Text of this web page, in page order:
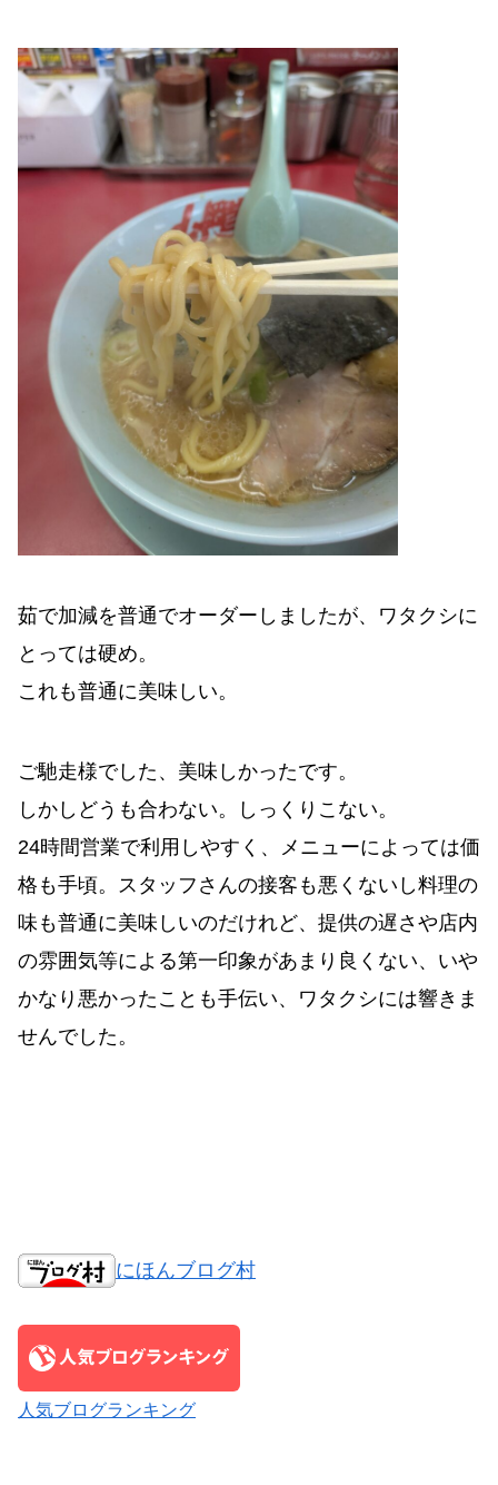
茹で加減を普通でオーダーしましたが、ワタクシに
とっては硬め。
これも普通に美味しい。
ご馳走様でした、美味しかったです。
しかしどうも合わない。しっくりこない。
24時間営業で利用しやすく、メニューによっては価
格も手頃。スタッフさんの接客も悪くないし料理の
味も普通に美味しいのだけれど、提供の遅さや店内
の雰囲気等による第一印象があまり良くない、いや
かなり悪かったことも手伝い、ワタクシには響きま
せんでした。
にほんブログ村
人気ブログランキング